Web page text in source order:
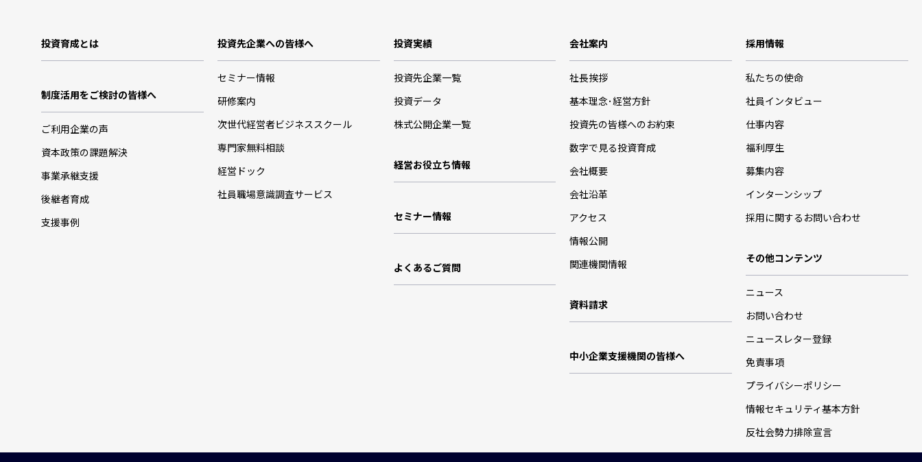
投資育成とは
制度活用をご検討の皆様へ
ご利用企業の声
資本政策の課題解決
事業承継支援
後継者育成
支援事例
投資先企業への皆様へ
セミナー情報
研修案内
次世代経営者ビジネススクール
専門家無料相談
経営ドック
社員職場意識調査サービス
投資実績
投資先企業一覧
投資データ
株式公開企業一覧
経営お役立ち情報
セミナー情報
よくあるご質問
会社案内
社長挨拶
基本理念･経営方針
投資先の皆様へのお約束
数字で見る投資育成
会社概要
会社沿革
アクセス
情報公開
関連機関情報
資料請求
中小企業支援機関の皆様へ
採用情報
私たちの使命
社員インタビュー
仕事内容
福利厚生
募集内容
インターンシップ
採用に関するお問い合わせ
その他コンテンツ
ニュース
お問い合わせ
ニュースレター登録
免責事項
プライバシーポリシー
情報セキュリティ基本方針
反社会勢力排除宣言